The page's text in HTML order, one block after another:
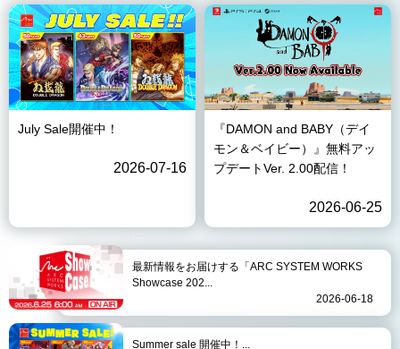
July Sale開催中！
2026-07-16
『DAMON and BABY（デイ
モン＆ベイビー）』無料アッ
プデートVer. 2.00配信！
2026-06-25
最新情報をお届けする「ARC SYSTEM WORKS
Showcase 202...
2026-06-18
Summer sale 開催中！...